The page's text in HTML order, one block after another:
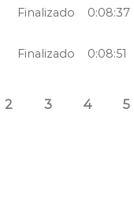
Finalizado 0:08:37
Finalizado 0:08:51
2 3 4 5